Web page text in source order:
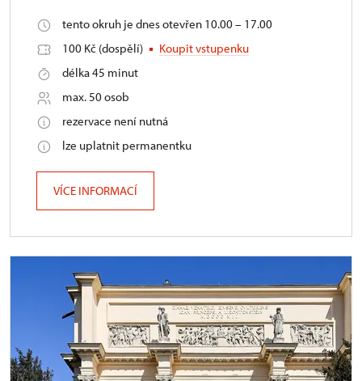
tento okruh je dnes otevřen 10.00 – 17.00
100 Kč (dospělí)
Koupit vstupenku
délka 45 minut
max. 50 osob
rezervace není nutná
lze uplatnit permanentku
VÍCE INFORMACÍ